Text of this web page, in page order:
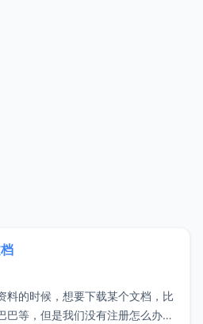
料的时候，想要下载某个文档，比
巴等，但是我们没有注册怎么办？